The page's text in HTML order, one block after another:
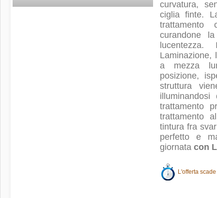
curvatura,
ciglia finte.
curandone
Laminazione,
a mezza
posizione,
struttura
trattamento
trattamento
tintura fra
perfetto e
giornata con
L'offerta